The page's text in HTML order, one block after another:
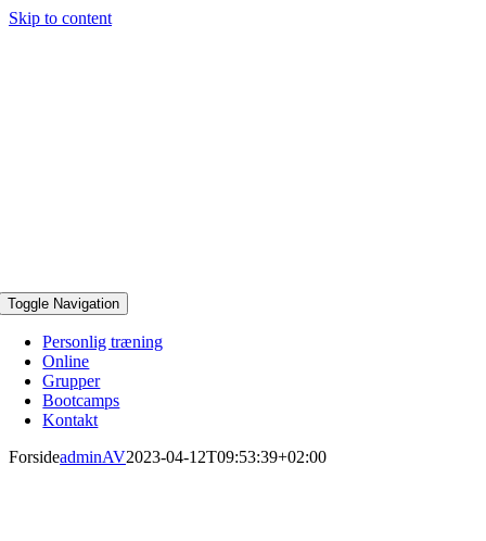
Skip to content
Toggle Navigation
Personlig træning
Online
Grupper
Bootcamps
Kontakt
ForsideadminAV2023-04-12T09:53:39+02:00